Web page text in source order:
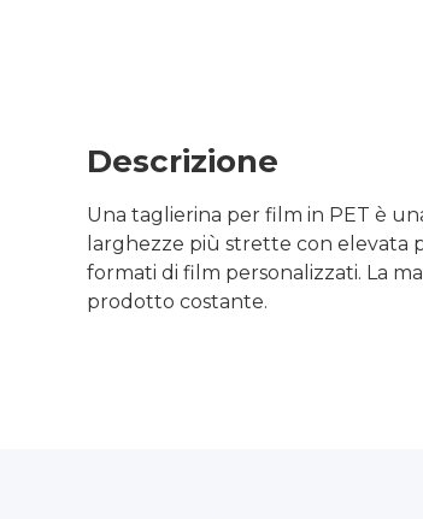
Descrizione
Una taglierina per film in PET è
larghezze più strette con elevata
formati di film personalizzati. La
prodotto costante.